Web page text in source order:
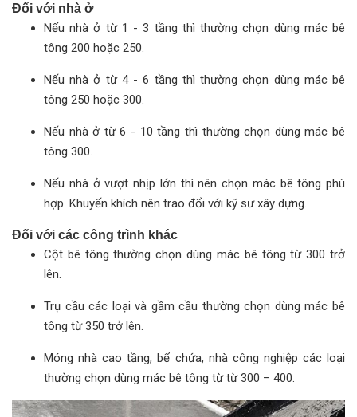
Đối với nhà ở
Nếu nhà ở từ 1 - 3 tầng thì thường chọn dùng mác bê
tông 200 hoặc 250.
Nếu nhà ở từ 4 - 6 tầng thì thường chọn dùng mác bê
tông 250 hoặc 300.
Nếu nhà ở từ 6 - 10 tầng thì thường chọn dùng mác bê
tông 300.
Nếu nhà ở vượt nhịp lớn thì nên chọn mác bê tông phù
hợp. Khuyến khích nên trao đổi với kỹ sư xây dựng.
Đối với các công trình khác
Cột bê tông thường chọn dùng mác bê tông từ 300 trở
lên.
Trụ cầu các loại và gầm cầu thường chọn dùng mác bê
tông từ 350 trở lên.
Móng nhà cao tầng, bể chứa, nhà công nghiệp các loại
thường chọn dùng mác bê tông từ từ 300 – 400.